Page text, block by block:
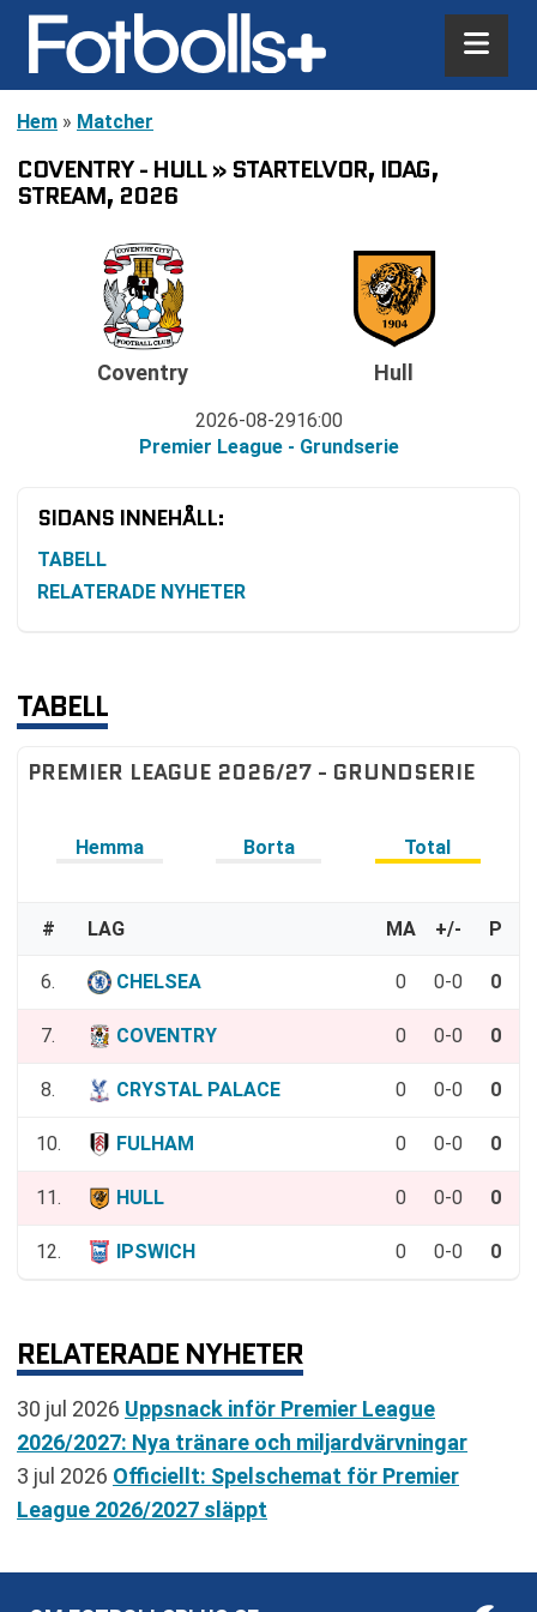
Hem » Matcher
COVENTRY - HULL » STARTELVOR, IDAG,
STREAM, 2026
Coventry
2026-08-2916:00
Premier League - Grundserie
Hull
SIDANS INNEHÅLL:
TABELL
RELATERADE NYHETER
TABELL
PREMIER LEAGUE 2026/27 - GRUNDSERIE
Hemma Borta Total
# LAG MA +/- P
6. CHELSEA 0 0-0 0
7. COVENTRY 0 0-0 0
8. CRYSTAL PALACE 0 0-0 0
10. FULHAM 0 0-0 0
11. HULL 0 0-0 0
12. IPSWICH 0 0-0 0
RELATERADE NYHETER
30 jul 2026 Uppsnack inför Premier League
2026/2027: Nya tränare och miljardvärvningar
3 jul 2026 Officiellt: Spelschemat för Premier
League 2026/2027 släppt